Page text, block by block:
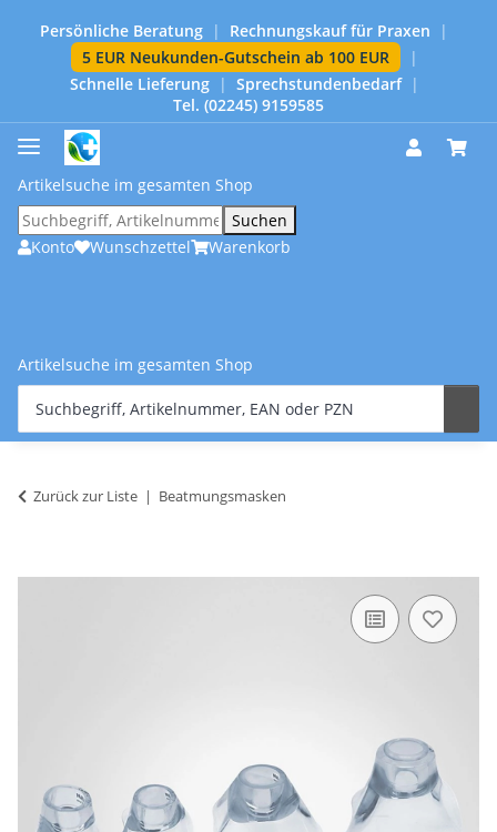
Persönliche Beratung | Rechnungskauf für Praxen
|
5 EUR Neukunden-Gutschein ab 100 EUR
|
Schnelle Lieferung
| Sprechstundenbedarf
|
Tel. (02245) 9159585
Artikelsuche im gesamten Shop
Suchen
Konto
Wunschzettel Warenkorb
Artikelsuche im gesamten Shop
Zurück zur Liste Beatmungsmasken